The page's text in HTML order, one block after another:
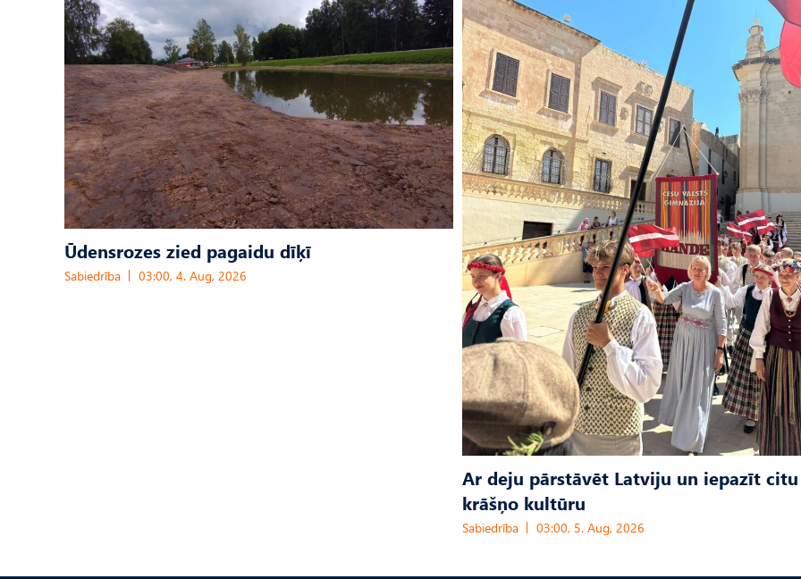
Ūdensrozes zied pagaidu dīķī
Sabiedrība 03:00, 4. Aug, 2026
Ar deju pārstāvēt Latviju un iepazīt
krāšņo kultūru
Sabiedrība 03:00, 5. Aug, 2026